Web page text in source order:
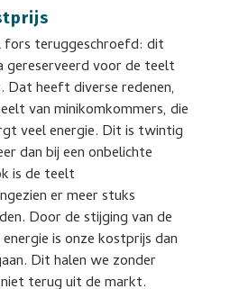
fors teruggeschroefd: dit
gereserveerd voor de teelt
Dat heeft diverse redenen,
van minikomkommers, die
veel energie. Dit is twintig
dan bij een onbelichte
is de teelt
er meer stuks
Door de stijging van de
is onze kostprijs dan
Dit halen we zonder
terug uit de markt.